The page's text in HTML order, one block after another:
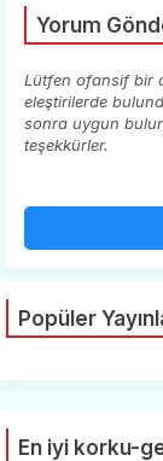
Yorum
Lütfen ofansif bir
eleştirilerde
sonra uygun
teşekkürler.
Popüler
En iyi korku-